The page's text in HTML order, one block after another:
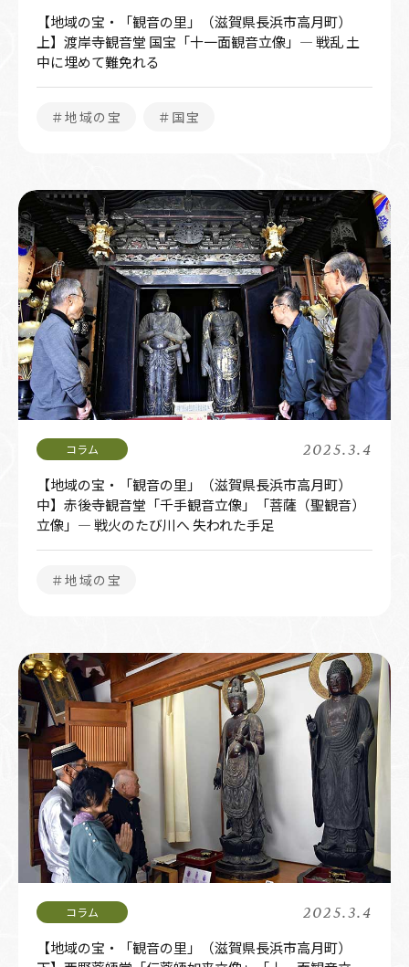
【地域の宝・「観音の里」（滋賀県長浜市高月町）
上】渡岸寺観音堂 国宝「十一面観音立像」― 戦乱 土
中に埋めて難免れる
＃地域の宝 ＃国宝
2025.3.4
【地域の宝・「観音の里」（滋賀県長浜市高月町）
中】赤後寺観音堂「千手観音立像」「菩薩（聖観音）
立像」― 戦火のたび川へ 失われた手足
＃地域の宝
2025.3.4
【地域の宝・「観音の里」（滋賀県長浜市高月町）